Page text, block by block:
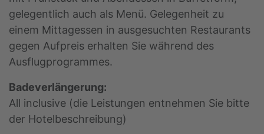
gelegentlich auch als Menü. Gelegenheit zu
einem Mittagessen in ausgesuchten Restaurants
gegen Aufpreis erhalten Sie während des
Ausflugprogrammes.
Badeverlängerung:
All inclusive (die Leistungen entnehmen Sie bitte
der Hotelbeschreibung)